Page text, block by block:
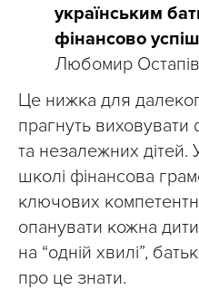
українським
фінансово
Любомир Остапів
Це нижка для
прагнуть виховувати
та незалежних дітей.
школі фінансова
ключових
опанувати кожна
на “одній хвилі”,
про це знати.